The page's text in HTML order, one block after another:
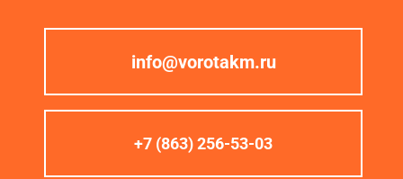
info@vorotakm.ru
+7 (863) 256-53-03